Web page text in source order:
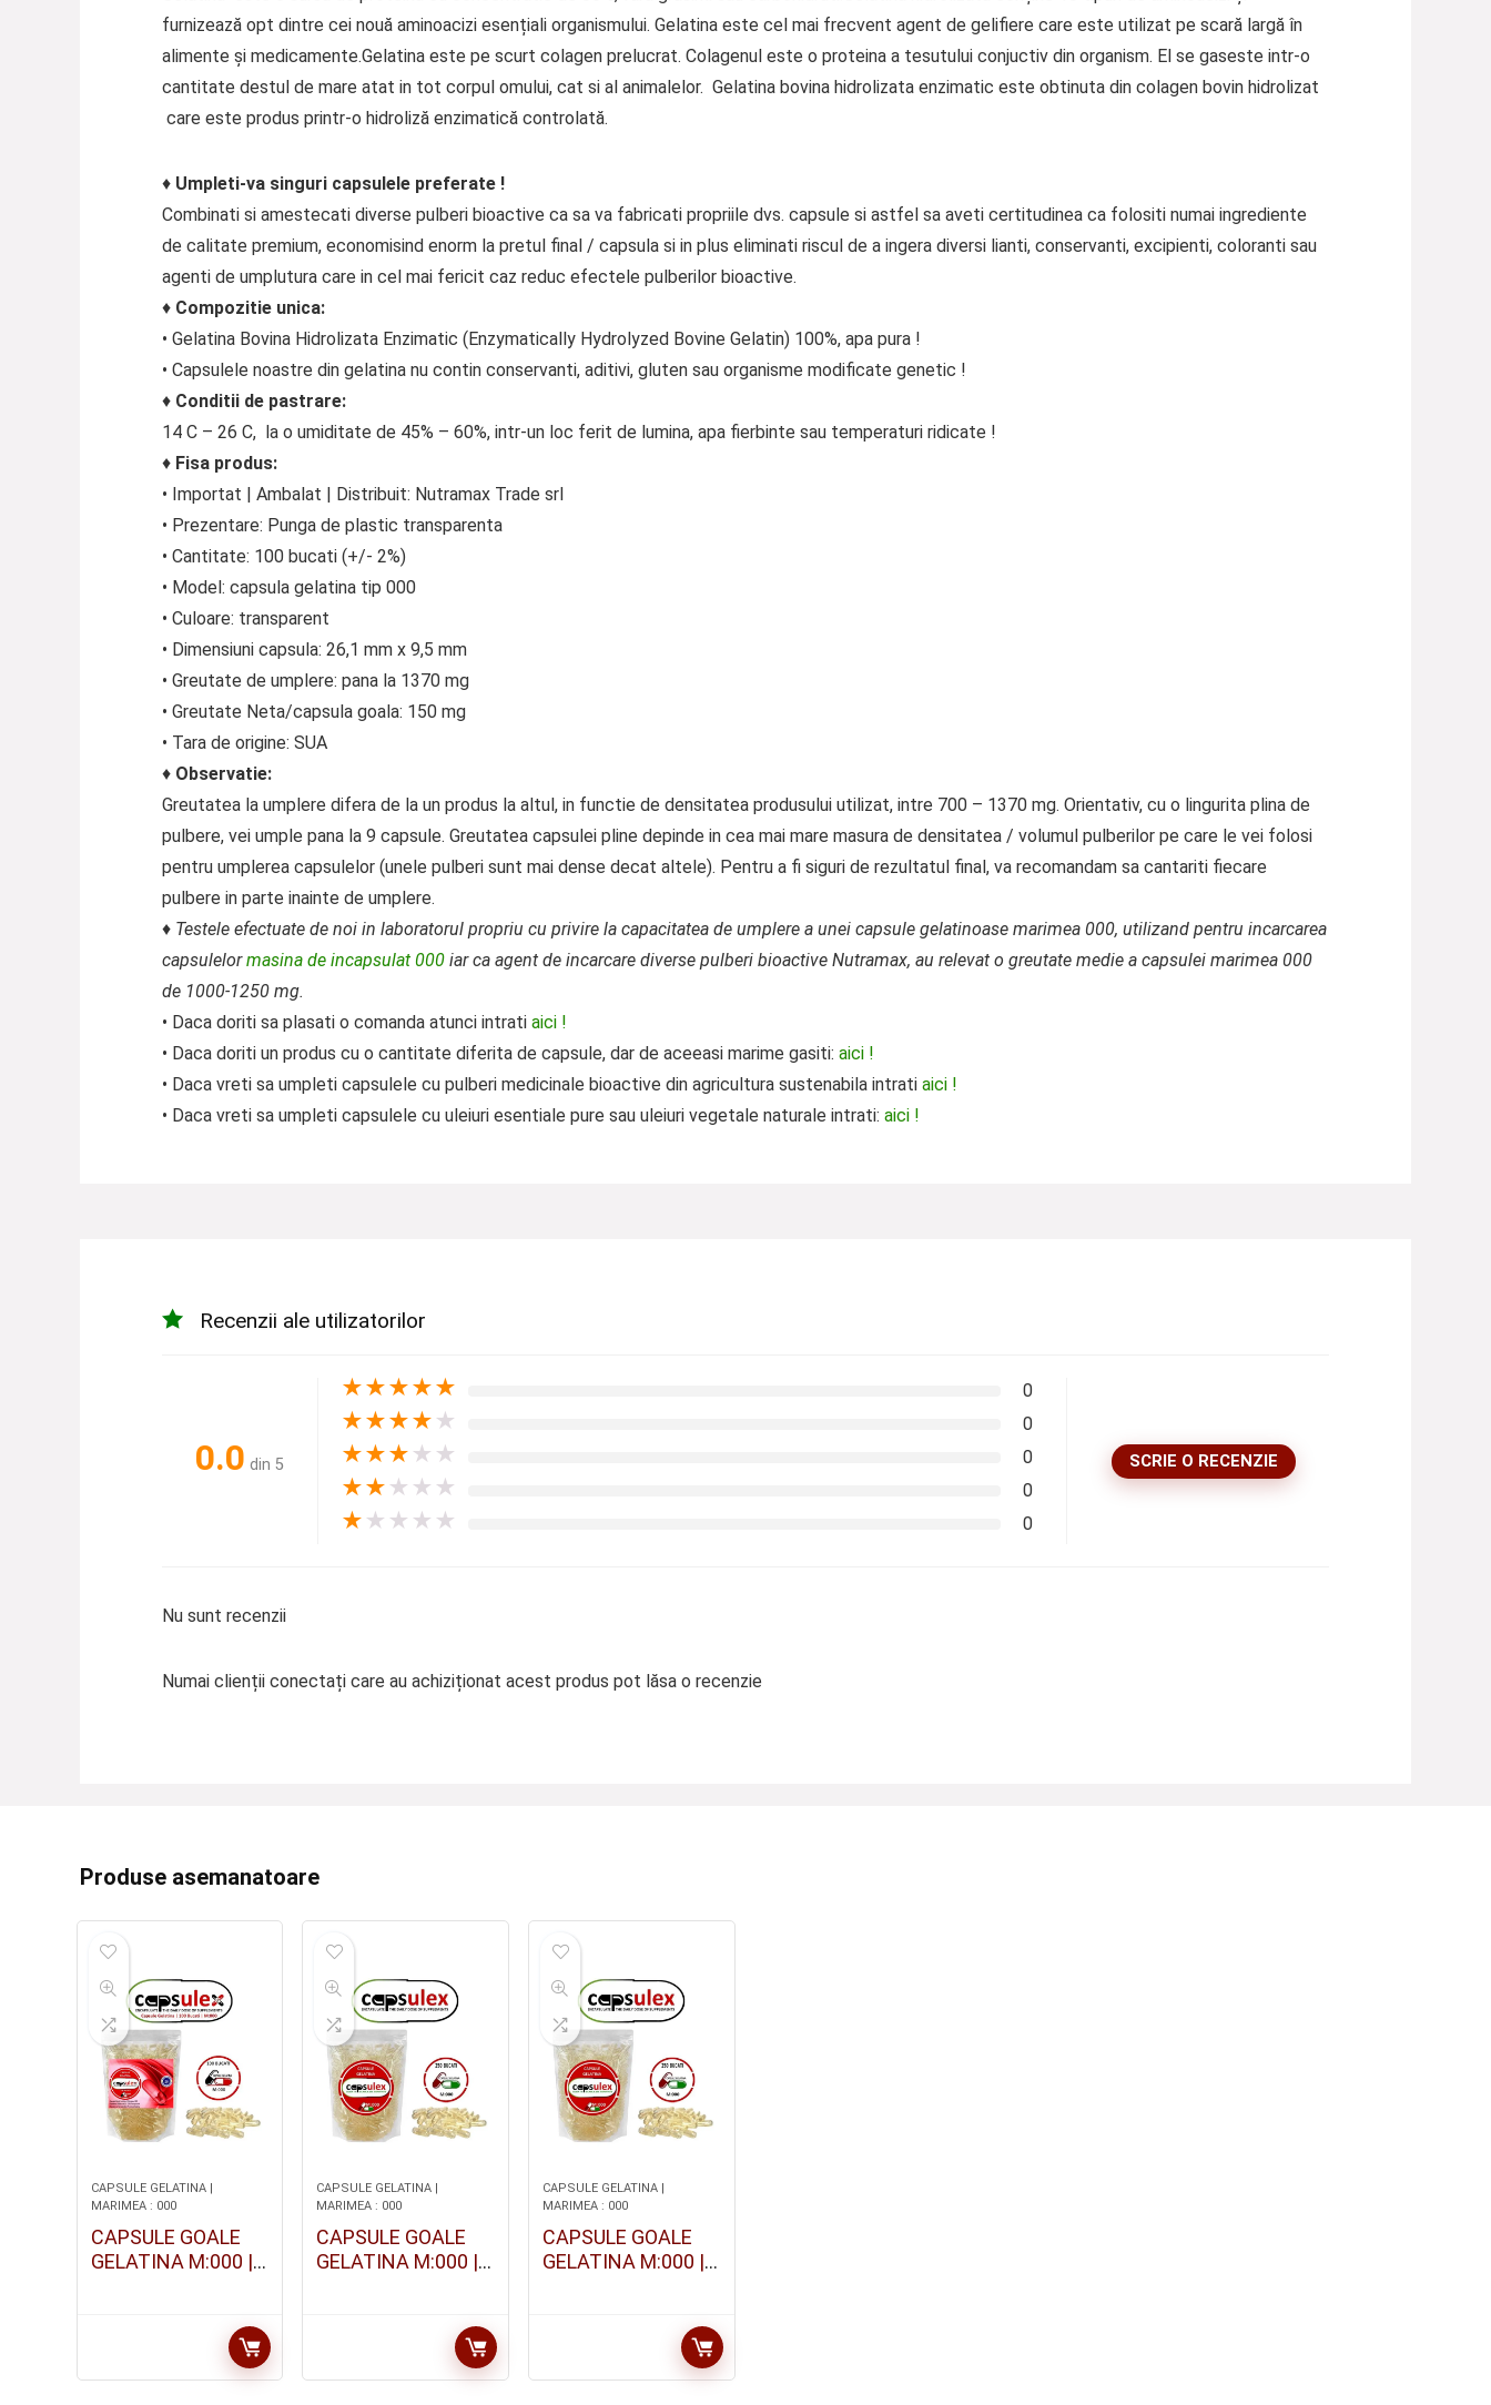
furnizează opt dintre cei nouă aminoacizi esențiali organismului. Gelatina este cel mai frecvent agent de gelifiere care este utilizat pe scară largă în
alimente și medicamente.Gelatina este pe scurt colagen prelucrat. Colagenul este o proteina a tesutului conjuctiv din organism. El se gaseste intr-o
cantitate destul de mare atat in tot corpul omului, cat si al animalelor. Gelatina bovina hidrolizata enzimatic este obtinuta din colagen bovin hidrolizat
care este produs printr-o hidroliză enzimatică controlată.
♦ Umpleti-va singuri capsulele preferate !
Combinati si amestecati diverse pulberi bioactive ca sa va fabricati propriile dvs. capsule si astfel sa aveti certitudinea ca folositi numai ingrediente
de calitate premium, economisind enorm la pretul final / capsula si in plus eliminati riscul de a ingera diversi lianti, conservanti, excipienti, coloranti sau
agenti de umplutura care in cel mai fericit caz reduc efectele pulberilor bioactive.
♦ Compozitie unica:
• Gelatina Bovina Hidrolizata Enzimatic (Enzymatically Hydrolyzed Bovine Gelatin) 100%, apa pura !
• Capsulele noastre din gelatina nu contin conservanti, aditivi, gluten sau organisme modificate genetic !
♦ Conditii de pastrare:
14 C – 26 C, la o umiditate de 45% – 60%, intr-un loc ferit de lumina, apa fierbinte sau temperaturi ridicate !
♦ Fisa produs:
• Importat | Ambalat | Distribuit: Nutramax Trade srl
• Prezentare: Punga de plastic transparenta
• Cantitate: 100 bucati (+/- 2%)
• Model: capsula gelatina tip 000
• Culoare: transparent
• Dimensiuni capsula: 26,1 mm x 9,5 mm
• Greutate de umplere: pana la 1370 mg
• Greutate Neta/capsula goala: 150 mg
• Tara de origine: SUA
♦ Observatie:
Greutatea la umplere difera de la un produs la altul, in functie de densitatea produsului utilizat, intre 700 – 1370 mg. Orientativ, cu o lingurita plina de
pulbere, vei umple pana la 9 capsule. Greutatea capsulei pline depinde in cea mai mare masura de densitatea / volumul pulberilor pe care le vei folosi
pentru umplerea capsulelor (unele pulberi sunt mai dense decat altele). Pentru a fi siguri de rezultatul final, va recomandam sa cantariti fiecare
pulbere in parte inainte de umplere.
♦ Testele efectuate de noi in laboratorul propriu cu privire la capacitatea de umplere a unei capsule gelatinoase marimea 000, utilizand pentru incarcarea
capsulelormasina de incapsulat 000iar ca agent de incarcare diverse pulberi bioactive Nutramax, au relevat o greutate medie a capsulei marimea 000
de 1000-1250 mg.
• Daca doriti sa plasati o comanda atunci intrati aici !
• Daca doriti un produs cu o cantitate diferita de capsule, dar de aceeasi marime gasiti: aici !
• Daca vreti sa umpleti capsulele cu pulberi medicinale bioactive din agricultura sustenabila intrati aici !
• Daca vreti sa umpleti capsulele cu uleiuri esentiale pure sau uleiuri vegetale naturale intrati: aici !
Recenzii ale utilizatorilor
0.0 din 5
★★★★★ 0
★★★★ ★ 0
★★★ ★ ★ 0
★★ ★ ★ ★ 0
★ ★ ★ ★ ★ 0
SCRIE O RECENZIE
Nu sunt recenzii
Numai clienții conectați care au achiziționat acest produs pot lăsa o recenzie
Produse asemanatoare
CAPSULE GELATINA |
MARIMEA : 000
CAPSULE GOALE
GELATINA M:000 |
CAPSULE GELATINA |
MARIMEA : 000
CAPSULE GOALE
GELATINA M:000 |
CAPSULE GELATINA |
MARIMEA : 000
CAPSULE GOALE
GELATINA M:000 |